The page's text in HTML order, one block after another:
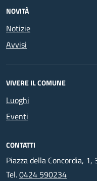
NOVITÀ
Notizie
Avvisi
VIVERE IL COMUNE
Luoghi
Eventi
CONTATTI
Piazza della Concordia,
Tel.0424 590234